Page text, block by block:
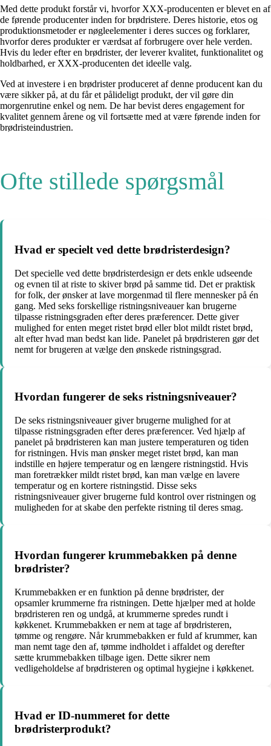
Med dette produkt forstår vi, hvorfor XXX-producenten er blevet en af
​​de førende producenter inden for brødristere. Deres historie, etos og
produktionsmetoder er nøgleelementer i deres succes og forklarer,
hvorfor deres produkter er værdsat af forbrugere over hele verden.
Hvis du leder efter en brødrister, der leverer kvalitet, funktionalitet og
holdbarhed, er XXX-producenten det ideelle valg.
Ved at investere i en brødrister produceret af denne producent kan du
være sikker på, at du får et pålideligt produkt, der vil gøre din
morgenrutine enkel og nem. De har bevist deres engagement for
kvalitet gennem årene og vil fortsætte med at være førende inden for
brødristeindustrien.
Ofte stillede spørgsmål
Hvad er specielt ved dette brødristerdesign?
Det specielle ved dette brødristerdesign er dets enkle udseende
og evnen til at riste to skiver brød på samme tid. Det er praktisk
for folk, der ønsker at lave morgenmad til flere mennesker på én
gang. Med seks forskellige ristningsniveauer kan brugerne
tilpasse ristningsgraden efter deres præferencer. Dette giver
mulighed for enten meget ristet brød eller blot mildt ristet brød,
alt efter hvad man bedst kan lide. Panelet på brødristeren gør det
nemt for brugeren at vælge den ønskede ristningsgrad.
Hvordan fungerer de seks ristningsniveauer?
De seks ristningsniveauer giver brugerne mulighed for at
tilpasse ristningsgraden efter deres præferencer. Ved hjælp af
panelet på brødristeren kan man justere temperaturen og tiden
for ristningen. Hvis man ønsker meget ristet brød, kan man
indstille en højere temperatur og en længere ristningstid. Hvis
man foretrækker mildt ristet brød, kan man vælge en lavere
temperatur og en kortere ristningstid. Disse seks
ristningsniveauer giver brugerne fuld kontrol over ristningen og
muligheden for at skabe den perfekte ristning til deres smag.
Hvordan fungerer krummebakken på denne
brødrister?
Krummebakken er en funktion på denne brødrister, der
opsamler krummerne fra ristningen. Dette hjælper med at holde
brødristeren ren og undgå, at krummerne spredes rundt i
køkkenet. Krummebakken er nem at tage af brødristeren,
tømme og rengøre. Når krummebakken er fuld af krummer, kan
man nemt tage den af, tømme indholdet i affaldet og derefter
sætte krummebakken tilbage igen. Dette sikrer nem
vedligeholdelse af brødristeren og optimal hygiejne i køkkenet.
Hvad er ID-nummeret for dette
brødristerprodukt?